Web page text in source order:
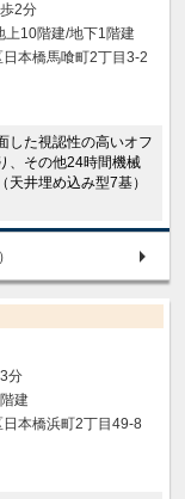
2分
上10階建/地下1階建
本橋馬喰町2丁目3-2
した視認性の高いオフ
、その他24時間機械
井埋め込み型7基）
）
分
建
本橋浜町2丁目49-8